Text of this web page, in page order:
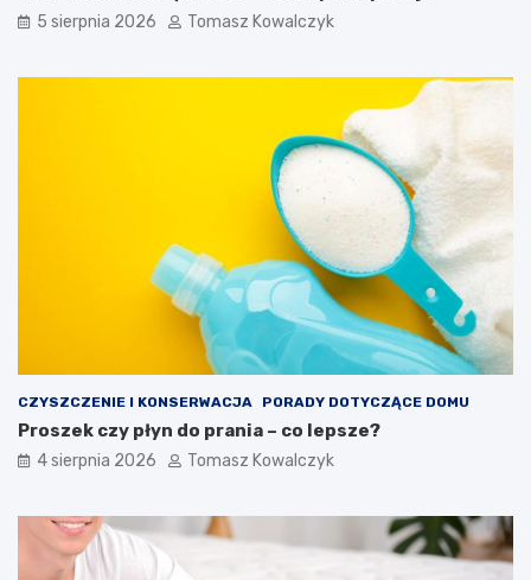
5 sierpnia 2026 Tomasz Kowalczyk
CZYSZCZENIE I KONSERWACJA PORADY DOTYCZĄCE DOMU
Proszek czy płyn do prania – co lepsze?
4 sierpnia 2026 Tomasz Kowalczyk